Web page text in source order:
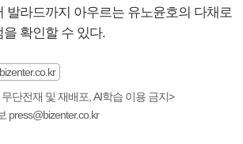
발라드까지 아우르는 유노윤호의 다채로
확인할 수 있다.
단전재 및 재배포, AI학습 이용 금지>
press@bizenter.co.kr